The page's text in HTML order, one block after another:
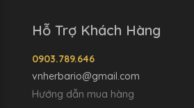
Hỗ Trợ Khách Hàng
0903.789.646
vnherbario@gmail.com
Hướng dẫn mua hàng